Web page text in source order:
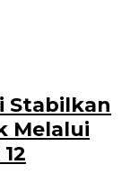
Stabilkan
Melalui